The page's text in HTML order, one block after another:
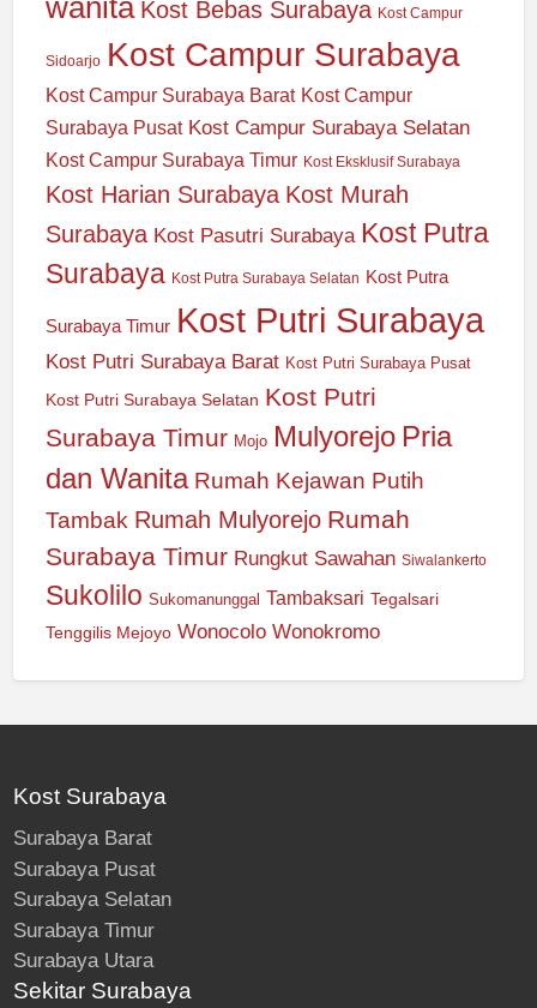
wanita Kost Bebas Surabaya Kost Campur
Sidoarjo Kost Campur Surabaya
Kost Campur Surabaya Barat Kost Campur
Surabaya Pusat Kost Campur Surabaya Selatan
Kost Campur Surabaya Timur Kost Eksklusif Surabaya
Kost Harian Surabaya Kost Murah
Surabaya Kost Pasutri Surabaya Kost Putra
Surabaya Kost Putra Surabaya Selatan Kost Putra
Surabaya Timur Kost Putri Surabaya
Kost Putri Surabaya Barat Kost Putri Surabaya Pusat
Kost Putri Surabaya Selatan Kost Putri
Surabaya Timur Mojo Mulyorejo Pria
dan Wanita Rumah Kejawan Putih
Tambak Rumah Mulyorejo Rumah
Surabaya Timur Rungkut Sawahan Siwalankerto
Sukolilo Sukomanunggal Tambaksari Tegalsari
Tenggilis Mejoyo Wonocolo Wonokromo
Kost Surabaya
Surabaya Barat
Surabaya Pusat
Surabaya Selatan
Surabaya Timur
Surabaya Utara
Sekitar Surabaya